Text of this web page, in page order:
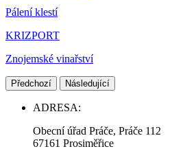
Pálení klestí
KRIZPORT
Znojemské vinařství
Předchozí Následující
ADRESA:
Obecní úřad Práče, Práče 112
67161 Prosiměřice